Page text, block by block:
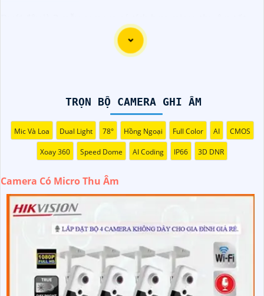
Imou: Camera IP thông minh có khả năng xoay 360 độ
và có micro tích hợp để thu âm rõ ràng. ️🏅️ Nét cần nghĩ
Một lựa chọn khác với micro thu âm độ nhạy
cao. Ezviz có khả năng ghi hình Full HD 1080p và có khả
năng ghi hình trong điều kiện ánh sáng yếu.
Kbvision: Camera chất lượng cao với micro thu âm
chất lượng, Kbvision cung cấp chất lượng hình ảnh sắc nét
và màu sắc trung thực, đồng thời cho phép lưu trữ video
trực tuyến.
Hy vọng thông tin trên sẽ giúp bạn tìm được một chiếc
camera phù hợp với nhu cầu của mình.
TRỌN BỘ CAMERA GHI ÂM
Mic Và Loa Dual Light 78° Hồng Ngoại Full Color AI CMOS
Xoay 360 Speed Dome AI Coding IP66 3D DNR
Camera Có Micro Thu Âm